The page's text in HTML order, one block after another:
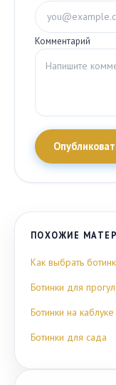
Комментарий
ПОХОЖИЕ
Как выбрать
Ботинки для
Ботинки на
Ботинки для сада